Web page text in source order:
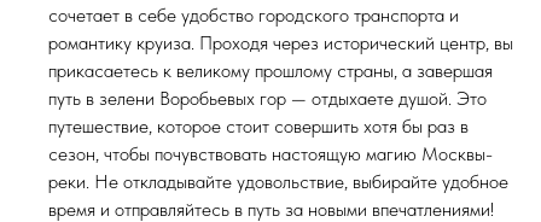
сочетает в себе удобство городского транспорта и
романтику круиза. Проходя через исторический центр, вы
прикасаетесь к великому прошлому страны, а завершая
путь в зелени Воробьевых гор — отдыхаете душой. Это
путешествие, которое стоит совершить хотя бы раз в
сезон, чтобы почувствовать настоящую магию Москвы-
реки. Не откладывайте удовольствие, выбирайте удобное
время и отправляйтесь в путь за новыми впечатлениями!